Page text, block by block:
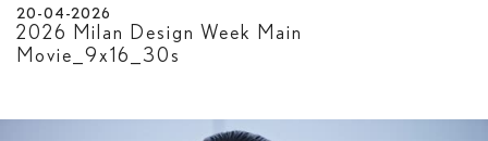
20-04-2026
2026 Milan Design Week Main
Movie_9x16_30s